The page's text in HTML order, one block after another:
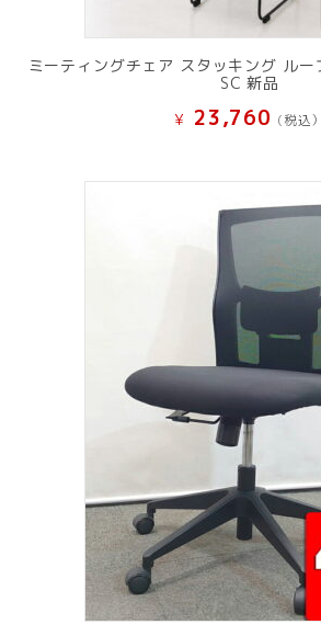
ミーティングチェア スタッキング ル
SC 新品
¥ 23,760 (税込）